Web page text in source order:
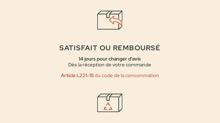
SATISFAIT OU REMBOURSÉ
14 jours pour changer d'avis
Dès la réception de votre commande
Article L221-18du code de la consommation